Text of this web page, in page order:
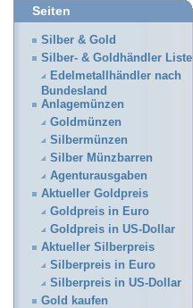
Seiten
Silber & Gold
Silber- & Goldhändler Liste
Edelmetallhändler nach
Bundesland
Anlagemünzen
Goldmünzen
Silbermünzen
Silber Münzbarren
Agenturausgaben
Aktueller Goldpreis
Goldpreis in Euro
Goldpreis in US-Dollar
Aktueller Silberpreis
Silberpreis in Euro
Silberpreis in US-Dollar
Gold kaufen